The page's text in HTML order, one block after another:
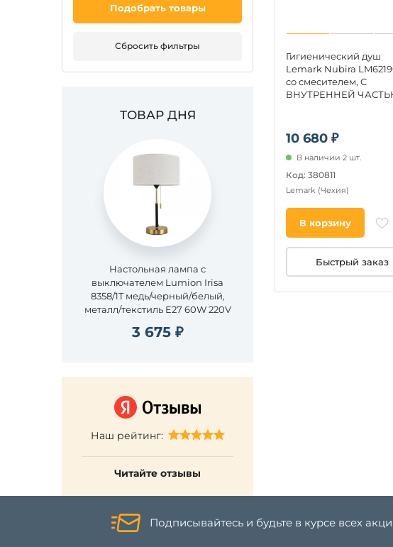
Подобрать товары
Сбросить фильтры
ТОВАР ДНЯ
Настольная лампа с
выключателем Lumion Irisa
8358/1T медь/черный/белый,
металл/текстиль E27 60W 220V
3 675 ₽
Наш рейтинг:
Читайте отзывы
10 680 ₽
Гигиенический душ
Lemark Nubira
со смесителем, С
ВНУТРЕННЕЙ
В наличии 2 шт.
Код: 380811
Lemark (Чехия)
В корзину
Быстрый заказ
Подписывайтесь и будьте в курсе всех